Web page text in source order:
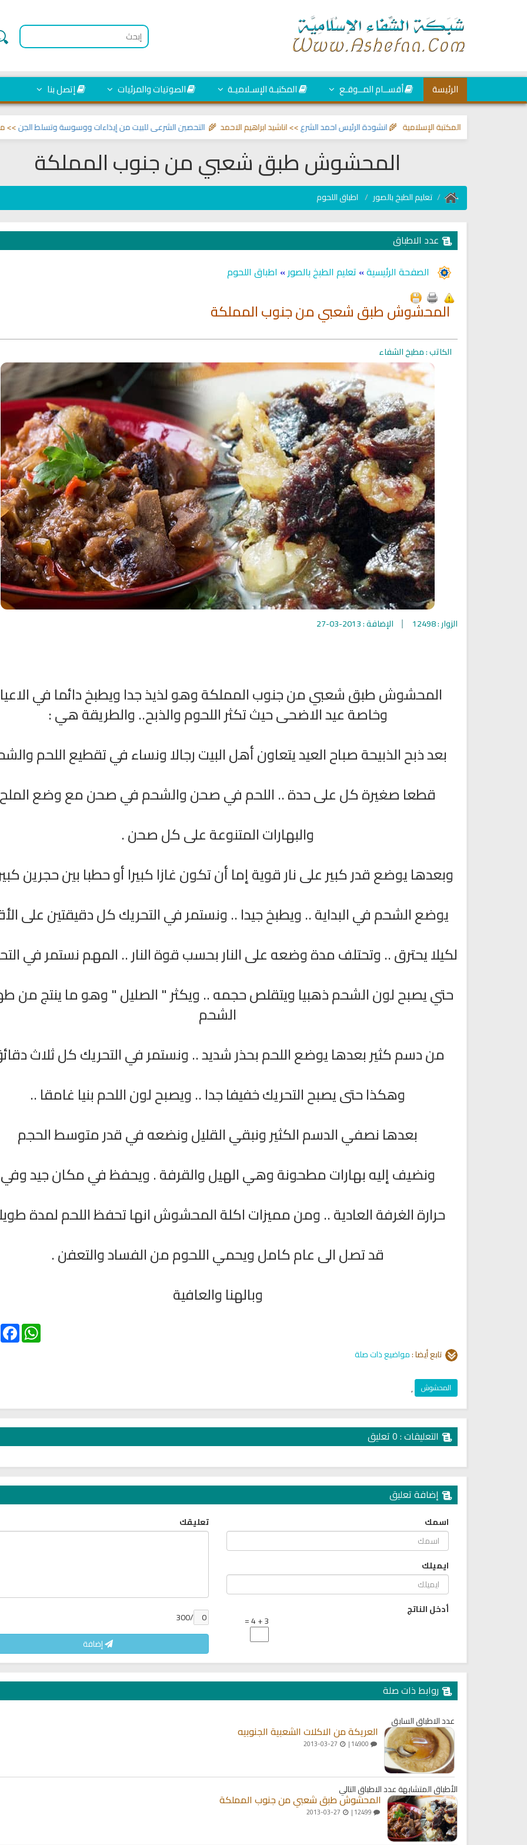
الرئيسة أقســام المــوقـع المكتبـة الإسـلاميـة الصوتيات والمرئيات إتصل بنا
التحصين الشرعي للبيت من إيذاءات ووسوسة وتسلط الجن>> مواضيع انشودة الرئيس احمد الشرع>> اناشيد ابراهيم الاحمد 🌾 >> المكتبة الإسلامية 🌾
المحشوش طبق شعبي من جنوب المملكة
تعليم الطبخ بالصور اطباق اللحوم
عدد الاطباق
الصفحة الرئيسية» تعليم الطبخ بالصور» اطباق اللحوم
المحشوش طبق شعبي من جنوب المملكة
الكاتب : مطبخ الشفاء
الزوار : 12498 الإضافة : 2013-03-27
المحشوش طبق شعبي من جنوب المملكة وهو لذيذ جدا ويطبخ دائما في
وخاصة عيد الاضحى حيث تكثر اللحوم والذبح.. والطريقة هي :
بعد ذبح الذبيحة صباح العيد يتعاون أهل البيت رجالا ونساء في تقطيع اللحم
قطعا صغيرة كل على حدة .. اللحم في صحن والشحم في صحن مع وضع الملح
والبهارات المتنوعة على كل صحن .
وبعدها يوضع قدر كبير على نار قوية إما أن تكون غازا كبيرا أو حطبا بين حجرين
يوضع الشحم في البداية .. ويطبخ جيدا .. ونستمر في التحريك كل دقيقتين على
لكيلا يحترق .. وتحتلف مدة وضعه على النار بحسب قوة النار .. المهم نستمر في
حتي يصبح لون الشحم ذهبيا ويتقلص حجمه .. ويكثر " الصليل " وهو ما ينتج من
الشحم
من دسم كثير بعدها يوضع اللحم بحذر شديد .. ونستمر في التحريك كل ثلاث
وهكذا حتى يصبح التحريك خفيفا جدا .. ويصبح لون اللحم بنيا غامقا ..
بعدها نصفي الدسم الكثير ونبقي القليل ونضعه في قدر متوسط الحجم
ونضيف إليه بهارات مطحونة وهي الهيل والقرفة . ويحفظ في مكان جيد وفي
حرارة الغرفة العادية .. ومن مميزات اكلة المحشوش انها تحفظ اللحم لمدة
قد تصل الى عام كامل ويحمي اللحوم من الفساد والتعفن .
وبالهنا والعافية
WhatsApp
تابع أيضا :مواضيع ذات صلة
المحشوش ,
التعليقات : 0 تعليق
إضافة تعليق
اسمك
ايميلك
أدخل الناتج
3 + 4 =
تعليقك
/300
إضافة
روابط ذات صلة
عدد الاطباق السابق
العريكة من الاكلات الشعبية الجنوبيه
الأطباق المتشابهةعدد الاطباق التالي
المحشوش طبق شعبي من جنوب المملكة
Ruqyah Shariah
Ruqyah according to the Quran
and Sunnah to treat witchcraft,
and the evil eye
Ruqyah Shariah
Ruqyah Shariah Full Mishary
Rashid Al Afasy Mp3 الرقية
الشرعية
Ruqyah Shariah
Sihir Jin Yahudi pada Seorang
Wanita
Ruqyah Shariah
Spell on a Woman
اقمار الهبارية
فريق أجناد للفن الاسلامي
انشودة مشاعل الشمال
فريق أجناد للفن الاسلامي
21731 | 2025-05-04
انشودة لم
أناشيد غزة
تلاوة جديدة للشيخ مشاري
الترجمات الصوتية لمعاني
القرآن Mp3
الترجمة الصوتية لمعاني القرآن الى
اللغة الفارسية
القرآن Mp3
12489 | 2024-05-29
ترجمة معاني القرآن
اللغة
القرآن Mp3
11465 | 2024-05-29
راديو الشيخ توفيق الصايغ للقران القران الكريم مباشرة بصوت الشيخ
محمد سليمان المحيسني
القران الكريم مباشرة بصوت الشيخ
سعد الغامدي
راديو الشيخ يحيى
الكريم
كتب الأسرة والمرأة المسلمة